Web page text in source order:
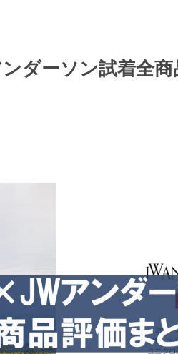
ンダーソン試着全